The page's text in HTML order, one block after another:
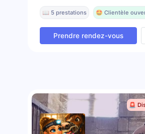
📖 5 prestations 🤩 Clientèle
Prendre rendez-vous
🚨